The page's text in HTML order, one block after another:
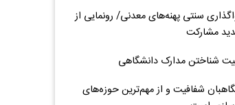
سنتی پهنه‌های معدنی/ رونمایی از
مشارکت
شناختن مدارک دانشگاهی
شفافیت و از مهم‌ترین حوزه‌های